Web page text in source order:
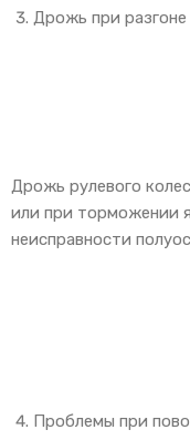
Дрожь при разгоне
Дрожь рулевого
или при торможении
неисправности
Проблемы при